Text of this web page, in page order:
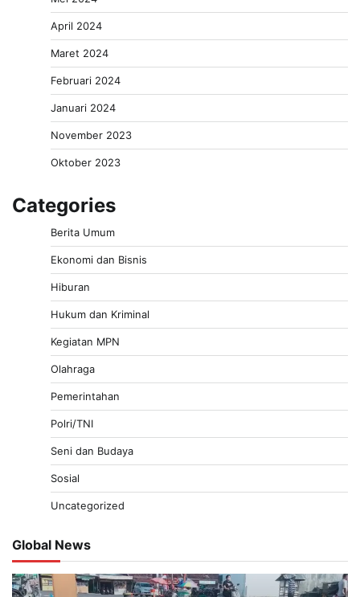
April 2024
Maret 2024
Februari 2024
Januari 2024
November 2023
Oktober 2023
Categories
Berita Umum
Ekonomi dan Bisnis
Hiburan
Hukum dan Kriminal
Kegiatan MPN
Olahraga
Pemerintahan
Polri/TNI
Seni dan Budaya
Sosial
Uncategorized
Global News